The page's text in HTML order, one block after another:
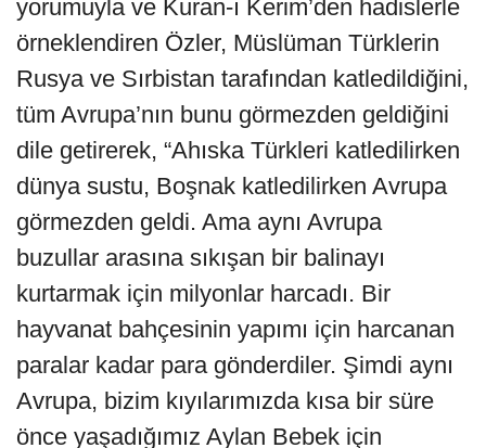
yorumuyla ve Kuran-ı Kerim’den hadislerle
örneklendiren Özler, Müslüman Türklerin
Rusya ve Sırbistan tarafından katledildiğini,
tüm Avrupa’nın bunu görmezden geldiğini
dile getirerek, “Ahıska Türkleri katledilirken
dünya sustu, Boşnak katledilirken Avrupa
görmezden geldi. Ama aynı Avrupa
buzullar arasına sıkışan bir balinayı
kurtarmak için milyonlar harcadı. Bir
hayvanat bahçesinin yapımı için harcanan
paralar kadar para gönderdiler. Şimdi aynı
Avrupa, bizim kıyılarımızda kısa bir süre
önce yaşadığımız Aylan Bebek için